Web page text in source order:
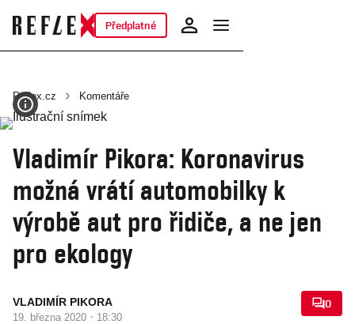
Předplatné
Reflex.cz Komentáře
Vladimír Pikora: Koronavirus
možná vrátí automobilky k
výrobě aut pro řidiče, a ne jen
pro ekology
VLADIMÍR PIKORA
19. března 2020 · 18:30
0